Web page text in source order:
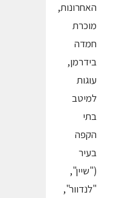
האחרונות,
מוכרת
חמדה
בידרמן,
עוגות
למיטב
בתי
הקפה
בעיר
("שיין",
"לנדוור",